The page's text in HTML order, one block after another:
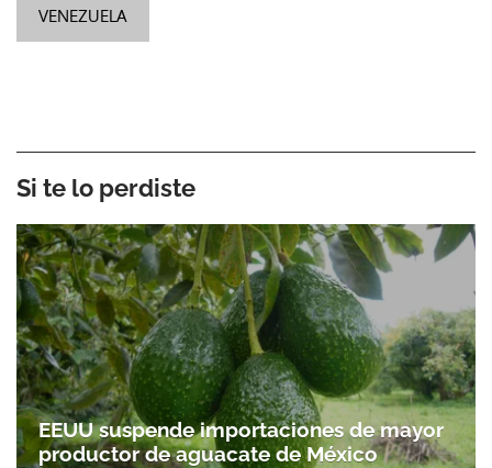
VENEZUELA
Si te lo perdiste
EEUU suspende importaciones de mayor
productor de aguacate de México